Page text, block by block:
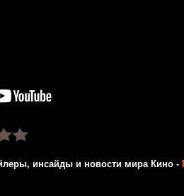
инсайды и новости мира Кино -